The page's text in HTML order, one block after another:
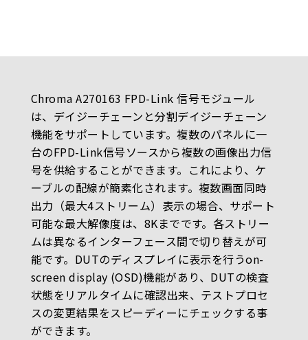
Chroma A270163 FPD-Link 信号モジュール
は、デイジーチェーンと分割デイジーチェーン
機能をサポートしています。複数のパネルに一
台のFPD-Link信号ソースから複数の画像出力信
号を供給することができます。これにより、ケ
ーブルの配線が簡素化されます。複数画面同時
出力（最大4ストリーム）表示の場合、サポート
可能な最大解像度は、8Kまでです。各ストリー
ムは異なるインターフェース間で切り替えが可
能です。DUTのディスプレイに表示を行うon-
screen display (OSD)機能があり、DUTの検査
状態をリアルタイムに確認出来、テストプロセ
スの変更結果をスピーディーにチェックする事
ができます。